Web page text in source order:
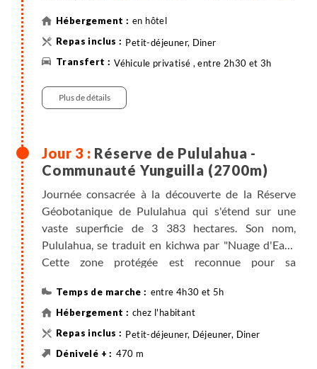
petites fermes et des résidences, et la biodiversité
environnante est protégée par la réserve
géobotanique de Pululahua.
en hôtel
Petit-déjeuner, Diner
Véhicule privatisé , entre 2h30 et 3h
Plus de détails
Réserve de Pululahua -
Communauté Yunguilla (2700m)
Journée consacrée à la découverte de la Réserve
Géobotanique de Pululahua qui s'étend sur une
vaste superficie de 3 383 hectares. Son nom,
Pululahua, se traduit en kichwa par "Nuage d'Eau".
Cette zone protégée est reconnue pour sa
géologique. Elle offre un environnement unique où
se mêlent divers écosystèmes, faisant d'elle un
refuge pour de nombreuses espèces de flore et de
faune. Parmi ses sommets les plus emblématiques
entre 4h30 et 5h
chez l'habitant
Petit-déjeuner, Déjeuner, Diner
470 m